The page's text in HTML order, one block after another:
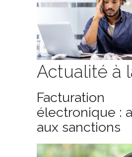
Actualité à
Facturation
électronique :
aux sanctions